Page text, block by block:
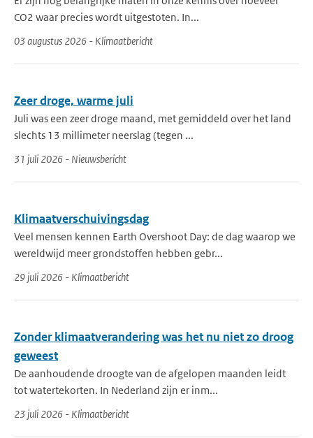
CO2 waar precies wordt uitgestoten. In...
03 augustus 2026 - Klimaatbericht
Zeer droge, warme juli
Juli was een zeer droge maand, met gemiddeld over het land
slechts 13 millimeter neerslag (tegen ...
31 juli 2026 - Nieuwsbericht
Klimaatverschuivingsdag
Veel mensen kennen Earth Overshoot Day: de dag waarop we
wereldwijd meer grondstoffen hebben gebr...
29 juli 2026 - Klimaatbericht
Zonder klimaatverandering was het nu niet zo droog
geweest
De aanhoudende droogte van de afgelopen maanden leidt
tot watertekorten. In Nederland zijn er inm...
23 juli 2026 - Klimaatbericht